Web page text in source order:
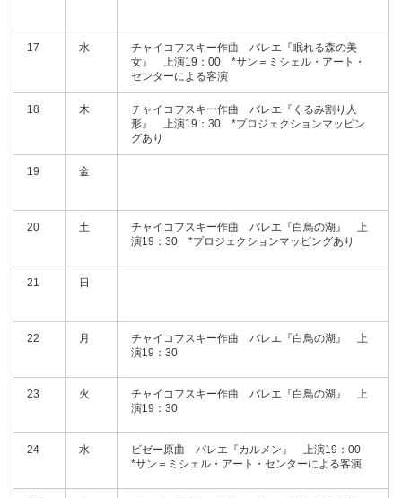
17 水
チャイコフスキー作曲 バレエ『眠れる森の美
女』 上演19：00 *サン＝ミシェル・アート・
センターによる客演
18 木
チャイコフスキー作曲 バレエ『くるみ割り人
形』 上演19：30 *プロジェクションマッピン
グあり
19 金
20 土
チャイコフスキー作曲 バレエ『白鳥の湖』 上
演19：30 *プロジェクションマッピングあり
21 日
22 月
チャイコフスキー作曲 バレエ『白鳥の湖』 上
演19：30
23 火
チャイコフスキー作曲 バレエ『白鳥の湖』 上
演19：30
24 水
ビゼー原曲 バレエ『カルメン』 上演19：00
*サン＝ミシェル・アート・センターによる客演